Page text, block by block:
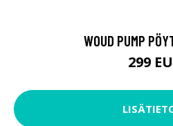
WOUD PUMP
299